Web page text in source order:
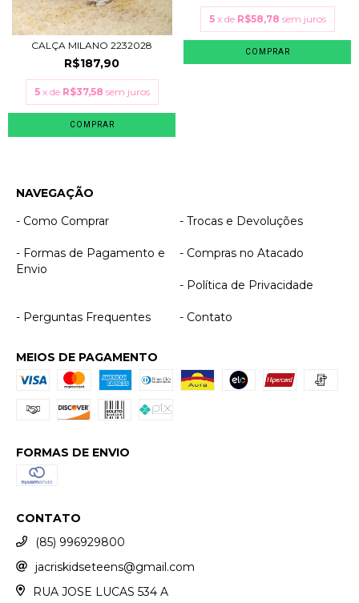
CALÇA MILANO 2232028
R$187,90
5 x de R$37,58 sem juros
COMPRAR
5 x de R$58,78 sem juros
COMPRAR
NAVEGAÇÃO
- Como Comprar
- Trocas e Devoluções
- Formas de Pagamento e
Envio
- Compras no Atacado
- Política de Privacidade
- Perguntas Frequentes - Contato
MEIOS DE PAGAMENTO
FORMAS DE ENVIO
CONTATO
(85) 996929800
jacriskidseteens@gmail.com
RUA JOSE LUCAS 534 A